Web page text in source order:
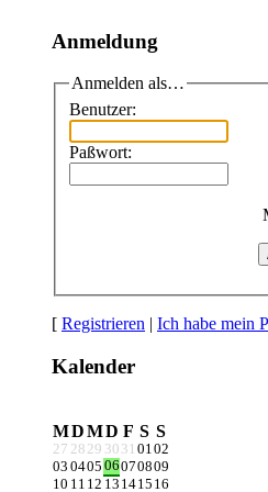
Anmeldung
Anmelden als…
Benutzer:
Paßwort:
[ Registrieren | Ich habe mein
Kalender
MDMD F S S
27 28 29 30 31 0102
03 0405 06070809
10 11 12 13 1415 16